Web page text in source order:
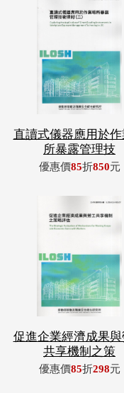
直讀式儀器應用於
所暴露管理技
優惠價85折850元
促進企業經濟成果
共享機制之策
優惠價85折298元